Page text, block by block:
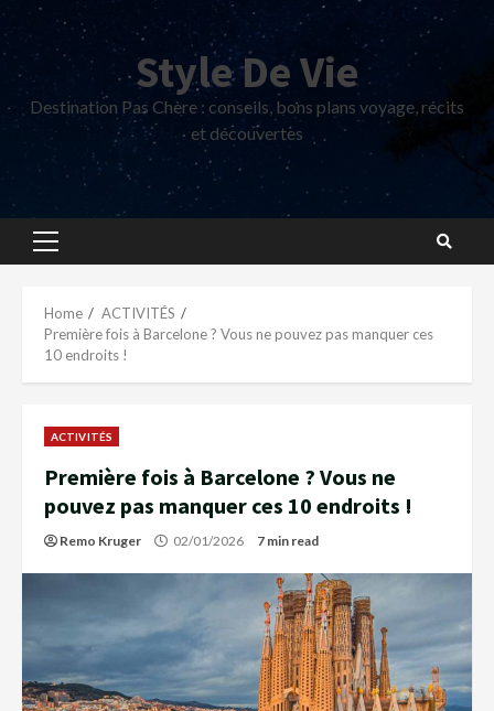
to
Style De Vie
Destination Pas Chère : conseils, bons plans voyage, récits
et découvertes
Primary
Home
ACTIVITÉS
Première fois à Barcelone ? Vous ne pouvez pas manquer ces
10 endroits !
ACTIVITÉS
Première fois à Barcelone ? Vous ne
pouvez pas manquer ces 10 endroits !
Remo Kruger 02/01/2026 7 min read